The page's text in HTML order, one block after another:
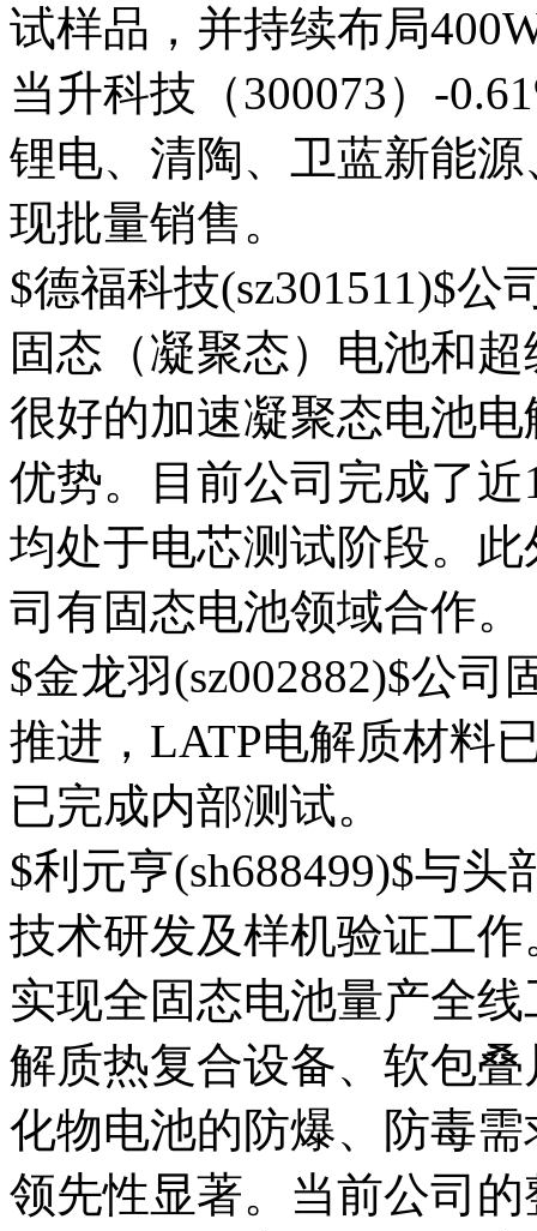
试样品，并持续布局
当升科技（300073）-
锂电、清陶、卫蓝新能
现批量销售。
$德福科技(sz301511)$
固态（凝聚态）电池和
很好的加速凝聚态电池
优势。目前公司完成了
均处于电芯测试阶段。
司有固态电池领域合作。
$金龙羽(sz002882)$公
推进，LATP电解质材料
已完成内部测试。
$利元亨(sh688499)$与
技术研发及样机验证工
实现全固态电池量产全
解质热复合设备、软包
化物电池的防爆、防毒
领先性显著。当前公司